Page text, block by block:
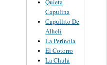
Quieta
Capulina
Capullito De
Alheli
La Perinola
El Cotorro
La Chula